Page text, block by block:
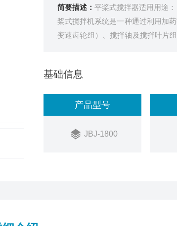
简要描述： 平桨式搅拌器适用用途：
桨式搅拌机系统是一种通过利用加
变速齿轮组）、搅拌轴及搅拌叶片
基础信息
产品型号
JBJ-1800